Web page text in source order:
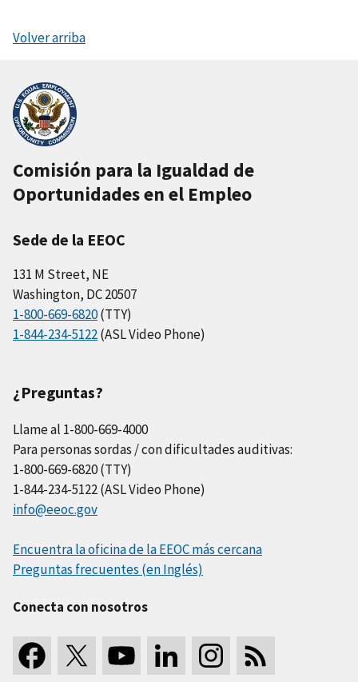
Volver arriba
Comisión para la Igualdad de
Oportunidades en el Empleo
Sede de la EEOC
131 M Street, NE
Washington, DC 20507
1-800-669-6820(TTY)
1-844-234-5122(ASL Video Phone)
¿Preguntas?
Llame al 1-800-669-4000
Para personas sordas / con dificultades auditivas:
1-800-669-6820 (TTY)
1-844-234-5122 (ASL Video Phone)
info@eeoc.gov
Encuentra la oficina de la EEOC más cercana
Preguntas frecuentes (en Inglés)
Conecta con nosotros